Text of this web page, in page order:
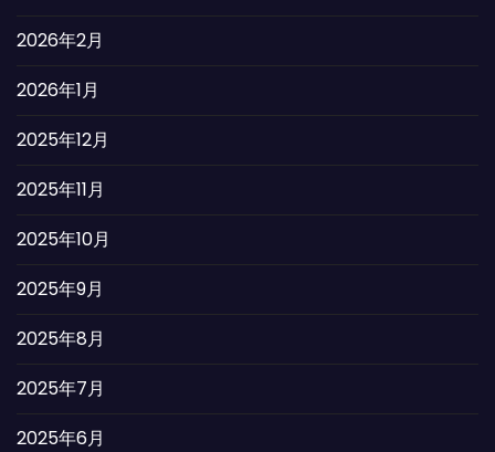
2026年2月
2026年1月
2025年12月
2025年11月
2025年10月
2025年9月
2025年8月
2025年7月
2025年6月